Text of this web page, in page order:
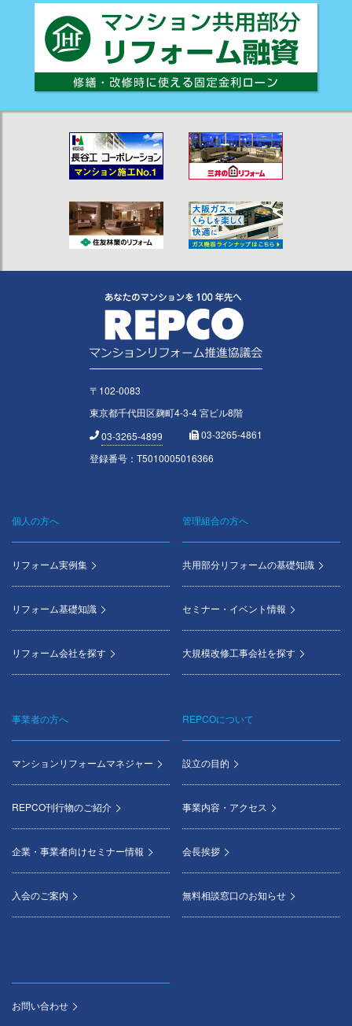
〒102-0083
東京都千代田区麹町4-3-4 宮ビル8階
03-3265-4899
03-3265-4861
登録番号：T5010005016366
Footer
menu
個人の方へ
リフォーム実例集
リフォーム基礎知識
リフォーム会社を探す
管理組合の方へ
共用部分リフォームの基礎知識
セミナー・イベント情報
大規模改修工事会社を探す
事業者の方へ
マンションリフォームマネジャー
REPCO刊行物のご紹介
企業・事業者向けセミナー情報
入会のご案内
REPCOについて
設立の目的
事業内容・アクセス
会長挨拶
無料相談窓口のお知らせ
お問い合わせ